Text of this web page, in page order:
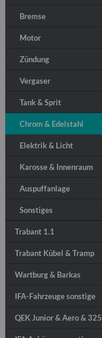
Bremse
Motor
Zündung
Vergaser
Tank & Sprit
Chrom & Edelstahl
Elektrik & Licht
Karosse & Innenraum
Auspuffanlage
Sonstiges
Trabant 1.1
Trabant Kübel & Tramp
Wartburg & Barkas
IFA-Fahrzeuge sonstige
QEK Junior & Aero & 325